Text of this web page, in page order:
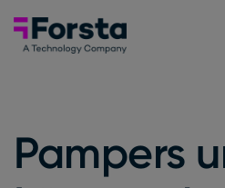
Forsta Deutsch
Pampers